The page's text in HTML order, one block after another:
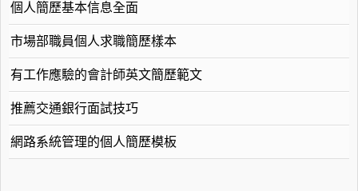
個人簡歷基本信息全面
市場部職員個人求職簡歷樣本
有工作應驗的會計師英文簡歷範文
推薦交通銀行面試技巧
網路系統管理的個人簡歷模板